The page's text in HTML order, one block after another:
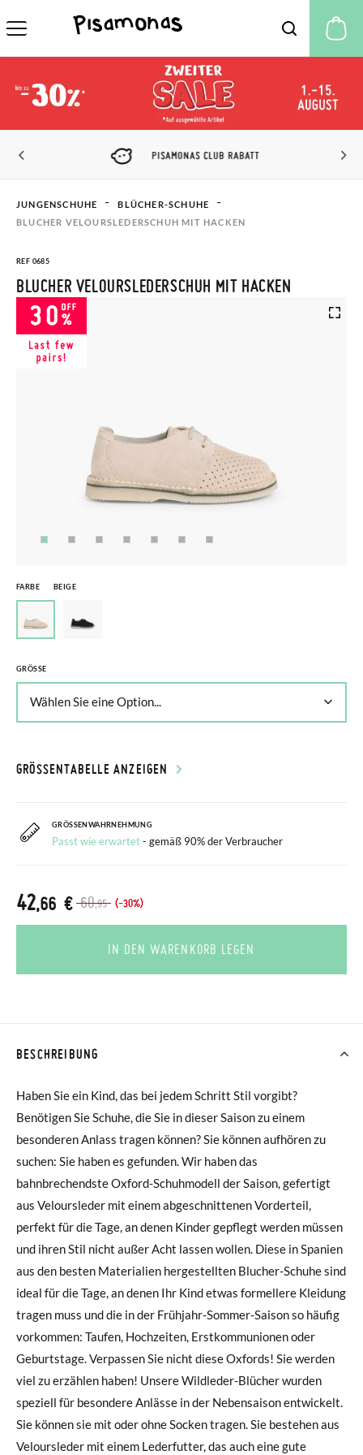
PISAMONAS CLUB RABATT
JUNGENSCHUHE
BLÜCHER-SCHUHE
BLUCHER VELOURSLEDERSCHUH MIT HACKEN
REF 0685
BLUCHER VELOURSLEDERSCHUH MIT HACKEN
FARBE BEIGE
GRÖSSE
GRÖSSENTABELLE ANZEIGEN
GRÖSSENWAHRNEHMUNG
Passt wie erwartet- gemäß 90% der Verbraucher
60,95 (-30%)
42,66 €
IN DEN WARENKORB LEGEN
BESCHREIBUNG
Haben Sie ein Kind, das bei jedem Schritt Stil vorgibt?
Benötigen Sie Schuhe, die Sie in dieser Saison zu einem
besonderen Anlass tragen können? Sie können aufhören zu
suchen: Sie haben es gefunden. Wir haben das
bahnbrechendste Oxford-Schuhmodell der Saison, gefertigt
aus Veloursleder mit einem abgeschnittenen Vorderteil,
perfekt für die Tage, an denen Kinder gepflegt werden müssen
und ihren Stil nicht außer Acht lassen wollen. Diese in Spanien
aus den besten Materialien hergestellten Blucher-Schuhe sind
ideal für die Tage, an denen Ihr Kind etwas formellere Kleidung
tragen muss und die in der Frühjahr-Sommer-Saison so häufig
vorkommen: Taufen, Hochzeiten, Erstkommunionen oder
Geburtstage. Verpassen Sie nicht diese Oxfords! Sie werden
viel zu erzählen haben! Unsere Wildleder-Blücher wurden
speziell für besondere Anlässe in der Nebensaison entwickelt.
Sie können sie mit oder ohne Socken tragen. Sie bestehen aus
Veloursleder mit einem Lederfutter, das auch eine gute